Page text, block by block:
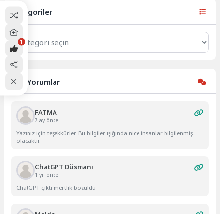
Doha'da...
Kategoriler
Kategoriler
Son Yorumlar
FATMA
7 ay önce
Yazınız için teşekkürler. Bu bilgiler ışığında nice insanlar bilgilenmiş
olacaktır.
ChatGPT Düsmanı
1 yıl önce
ChatGPT çıktı mertlik bozuldu
1